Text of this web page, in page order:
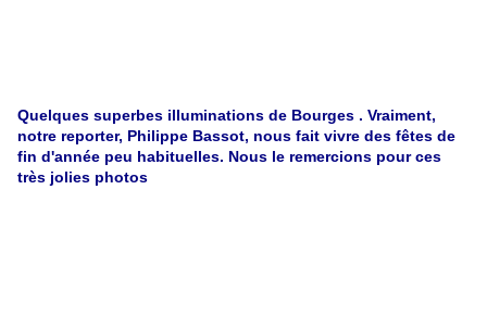
Quelques superbes illuminations de Bourges . Vraiment,
notre reporter, Philippe Bassot, nous fait vivre des fêtes de
fin d'année peu habituelles. Nous le remercions pour ces
très jolies photos